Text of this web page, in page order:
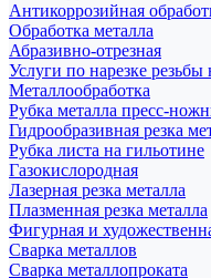
Антикоррозийная
Обработка металла
Абразивно-отрезная
Услуги по нарезке
Металлообработка
Рубка металла пресс-
Гидрообразивная резка
Рубка листа на гильотине
Газокислородная
Лазерная резка металла
Плазменная резка металла
Фигурная и
Сварка металлов
Сварка металлопроката